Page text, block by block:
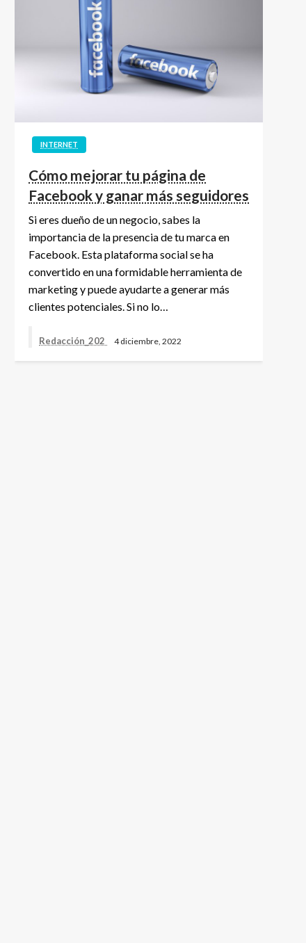
INTERNET
Cómo mejorar tu página de
Facebook y ganar más seguidores
Si eres dueño de un negocio, sabes la
importancia de la presencia de tu marca en
Facebook. Esta plataforma social se ha
convertido en una formidable herramienta de
marketing y puede ayudarte a generar más
clientes potenciales. Si no lo…
Redacción_202 4 diciembre, 2022